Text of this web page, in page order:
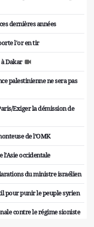
dernières années
l'or en tir
Dakar
palestinienne ne sera pas
Exiger la démission de
de l’OMK
l'Asie occidentale
du ministre israélien
pour punir le peuple syrien
contre le régime sioniste